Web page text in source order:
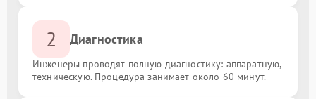
2 Диагностика
Инженеры проводят полную диагностику: аппаратную,
техническую. Процедура занимает около 60 минут.